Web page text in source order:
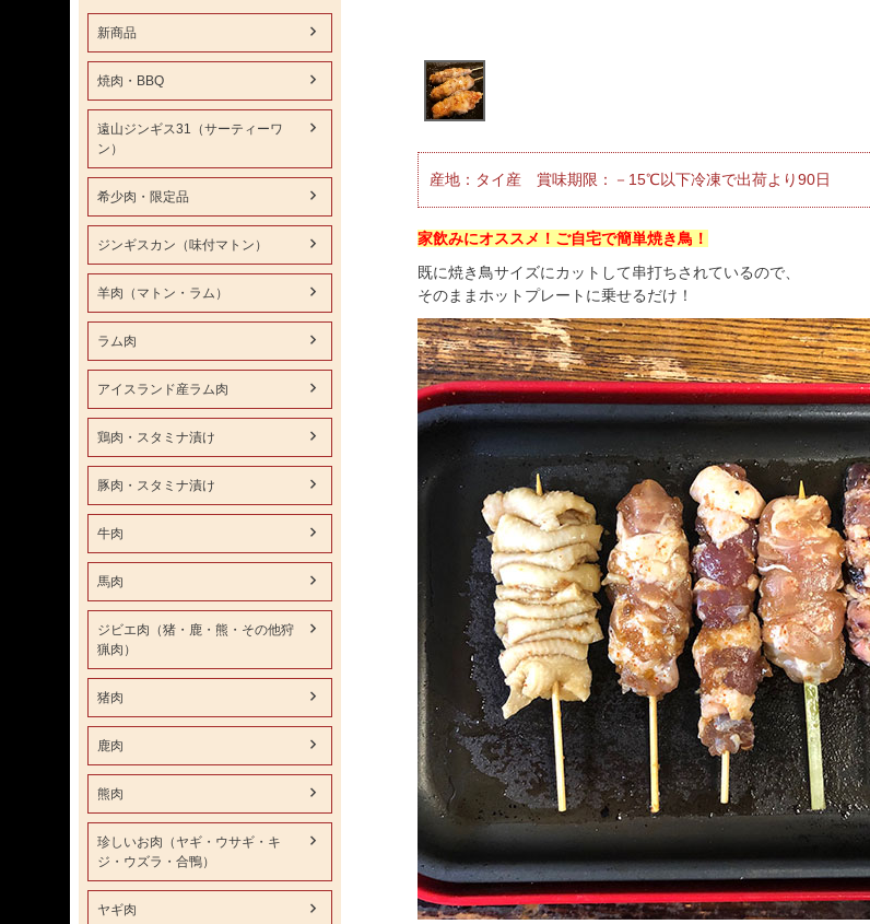
新商品
焼肉・BBQ
遠山ジンギス31（サーティーワ
ン）
希少肉・限定品
ジンギスカン（味付マトン）
羊肉（マトン・ラム）
ラム肉
アイスランド産ラム肉
鶏肉・スタミナ漬け
豚肉・スタミナ漬け
牛肉
馬肉
ジビエ肉（猪・鹿・熊・その他狩
猟肉）
猪肉
鹿肉
熊肉
珍しいお肉（ヤギ・ウサギ・キ
ジ・ウズラ・合鴨）
ヤギ肉
産地：タイ産 賞味期限：－15℃以下冷凍で出荷より90日
家飲みにオススメ！ご自宅で簡単焼き鳥！
既に焼き鳥サイズにカットして串打ちされているので、
そのままホットプレートに乗せるだけ！